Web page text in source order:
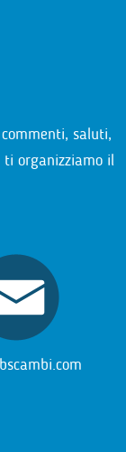
saluti,
organizziamo il